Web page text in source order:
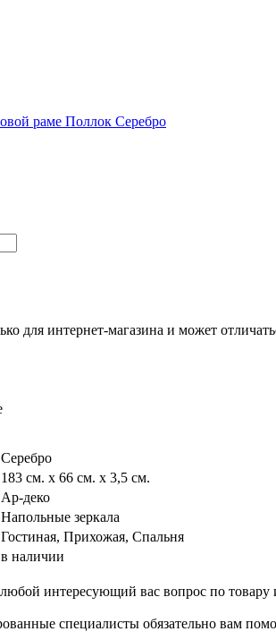
для интернет-магазина и может
Серебро
183 см. x 66 см. х 3,5 см.
Ар-деко
Напольные зеркала
Гостиная, Прихожая, Спальня
в наличии
интересующий вас вопрос по товару
специалисты обязательно вам